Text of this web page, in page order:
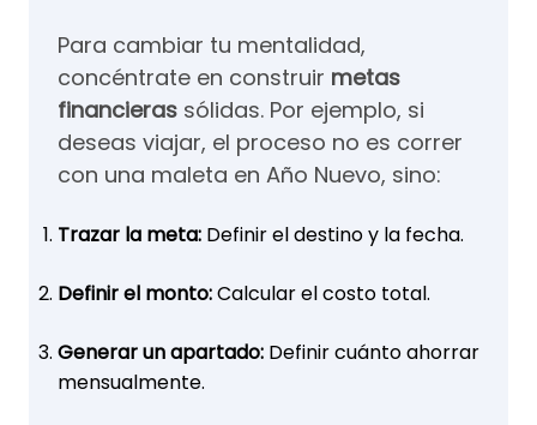
Para cambiar tu mentalidad,
concéntrate en construir metas
financieras sólidas. Por ejemplo, si
deseas viajar, el proceso no es correr
con una maleta en Año Nuevo, sino:
Trazar la meta: Definir el destino y la fecha.
Definir el monto:Calcular el costo total.
Generar un apartado: Definir cuánto ahorrar
mensualmente.